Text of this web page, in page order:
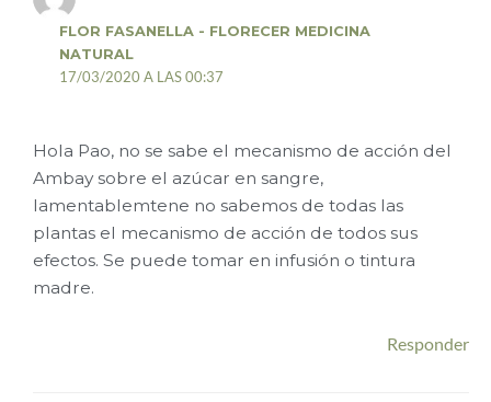
FLOR FASANELLA - FLORECER MEDICINA
NATURAL
17/03/2020 A LAS 00:37
Hola Pao, no se sabe el mecanismo de acción del
Ambay sobre el azúcar en sangre,
lamentablemtene no sabemos de todas las
plantas el mecanismo de acción de todos sus
efectos. Se puede tomar en infusión o tintura
madre.
Responder